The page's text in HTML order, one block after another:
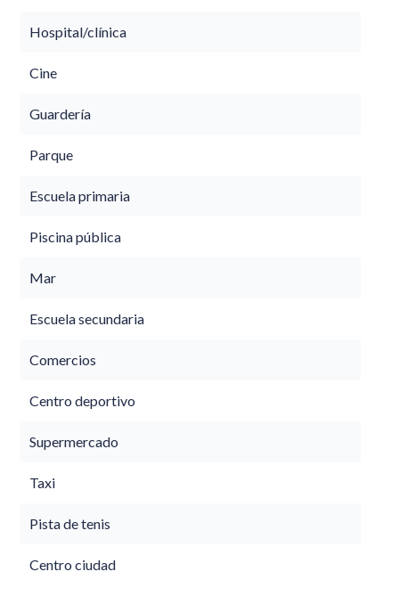
Hospital/clínica
Cine
Guardería
Parque
Escuela primaria
Piscina pública
Mar
Escuela secundaria
Comercios
Centro deportivo
Supermercado
Taxi
Pista de tenis
Centro ciudad